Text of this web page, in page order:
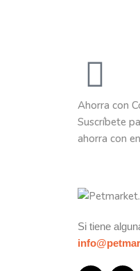
Ahorra con
Suscríbete
ahorra con
Si tiene